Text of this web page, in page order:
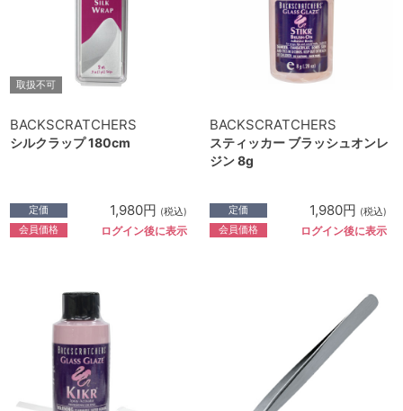
取扱不可
BACKSCRATCHERS
シルクラップ 180cm
定価 1,980円 (税込)
会員価格 ログイン後に表示
BACKSCRATCHERS
スティッカー ブラッシュオンレ
ジン 8g
定価 1,980円 (税込)
会員価格 ログイン後に表示